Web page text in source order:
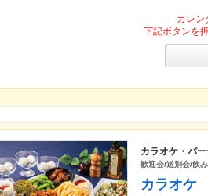
カレン
下記ボタンを
カラオケ・パ
歓迎会/送別会/飲
カラオケ